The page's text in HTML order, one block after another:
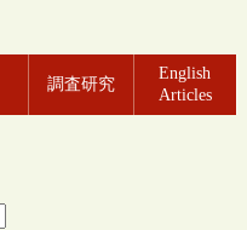
調査研究
English
Articles